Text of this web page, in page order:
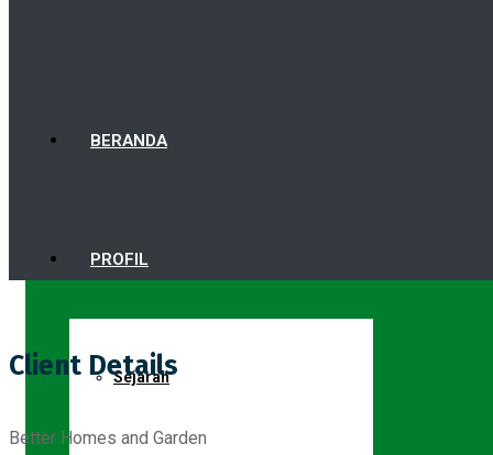
BERANDA
PROFIL
Sejarah
Client Details
Better Homes and Garden